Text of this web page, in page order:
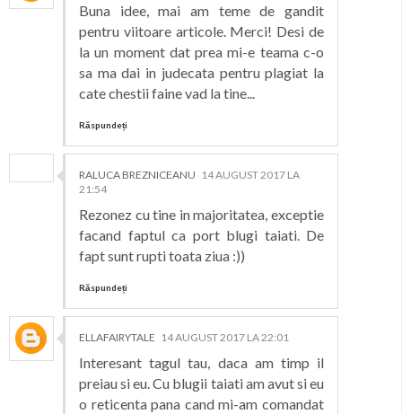
Buna idee, mai am teme de gandit
pentru viitoare articole. Merci! Desi de
la un moment dat prea mi-e teama c-o
sa ma dai in judecata pentru plagiat la
cate chestii faine vad la tine...
Răspundeți
RALUCA BREZNICEANU 14 AUGUST 2017 LA
21:54
Rezonez cu tine in majoritatea, exceptie
facand faptul ca port blugi taiati. De
fapt sunt rupti toata ziua :))
Răspundeți
ELLAFAIRYTALE 14 AUGUST 2017 LA 22:01
Interesant tagul tau, daca am timp il
preiau si eu. Cu blugii taiati am avut si eu
o reticenta pana cand mi-am comandat